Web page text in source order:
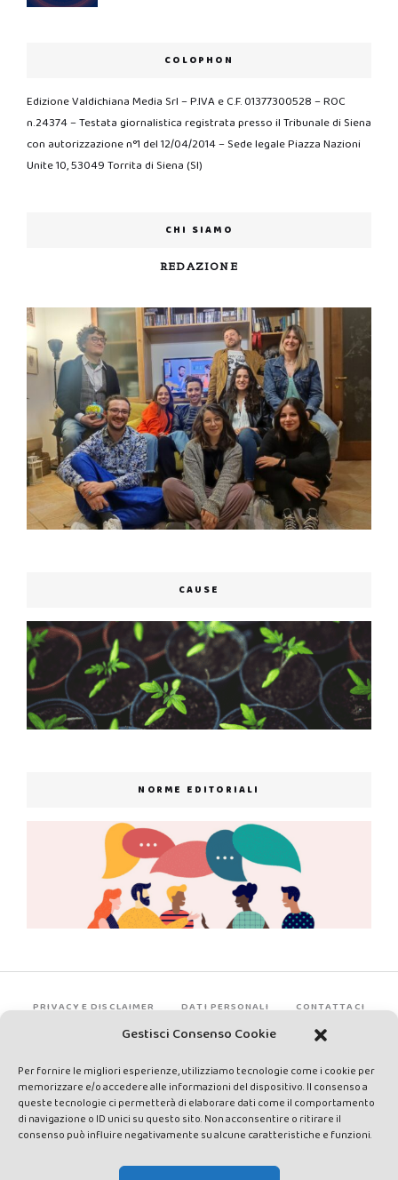
Gestisci Consenso Cookie
Per fornire le migliori esperienze, utilizziamo tecnologie come i cookie per
memorizzare e/o accedere alle informazioni del dispositivo. Il consenso a
queste tecnologie ci permetterà di elaborare dati come il comportamento
di navigazione o ID unici su questo sito. Non acconsentire o ritirare il
consenso può influire negativamente su alcune caratteristiche e funzioni.
COLOPHON
Edizione Valdichiana Media Srl – P.IVA e C.F. 01377300528 – ROC
n.24374 – Testata giornalistica registrata presso il Tribunale di Siena
con autorizzazione n°1 del 12/04/2014 – Sede legale Piazza Nazioni
Unite 10, 53049 Torrita di Siena (SI)
CHI SIAMO
REDAZIONE
CAUSE
NORME EDITORIALI
PRIVACY E DISCLAIMER DATI PERSONALI CONTATTACI
rights reserved - Testata registrata presso il Tribunale di Siena con